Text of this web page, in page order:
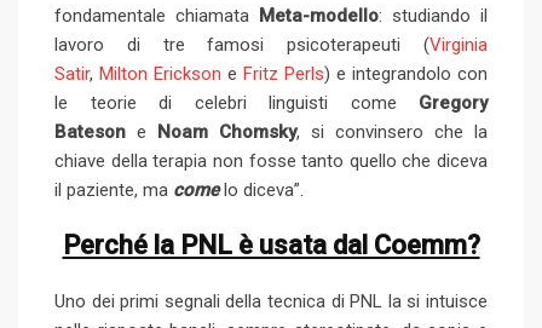
fondamentale chiamata
Meta-modello: studiando il
lavoro di tre famosi psicoterapeuti (Virginia
Satir, Milton Erickson e Fritz Perls) e integrandolo con
le teorie di celebri linguisti come Gregory
Bateson e Noam Chomsky, si convinsero che la
chiave della terapia non fosse tanto quello che diceva
il paziente, ma comelo diceva”.
Perché la PNL è usata dal Coemm?
Uno dei primi segnali della tecnica di PNL la si intuisce